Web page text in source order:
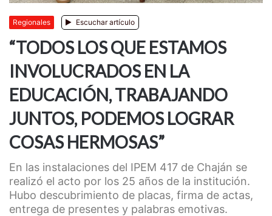
Regionales Escuchar artículo
“TODOS LOS QUE ESTAMOS
INVOLUCRADOS EN LA
EDUCACIÓN, TRABAJANDO
JUNTOS, PODEMOS LOGRAR
COSAS HERMOSAS”
En las instalaciones del IPEM 417 de Chaján se
realizó el acto por los 25 años de la institución.
Hubo descubrimiento de placas, firma de actas,
entrega de presentes y palabras emotivas.